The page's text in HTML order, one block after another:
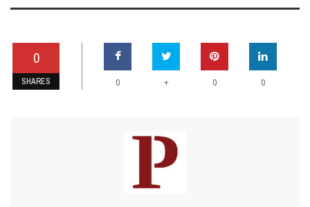
0
SHARES 0 + 0 0